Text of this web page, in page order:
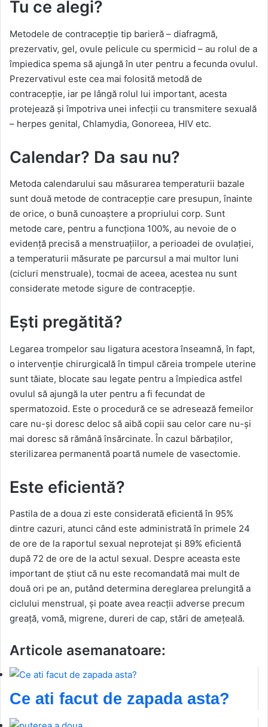
Tu ce alegi?
Metodele de contracepție tip barieră – diafragmă,
prezervativ, gel, ovule pelicule cu spermicid – au rolul de a
împiedica spema să ajungă în uter pentru a fecunda ovulul.
Prezervativul este cea mai folosită metodă de
contracepție, iar pe lângă rolul lui important, acesta
protejează și împotriva unei infecții cu transmitere sexuală
– herpes genital, Chlamydia, Gonoreea, HIV etc.
Calendar? Da sau nu?
Metoda calendarului sau măsurarea temperaturii bazale
sunt două metode de contracepție care presupun, înainte
de orice, o bună cunoaștere a propriului corp. Sunt
metode care, pentru a funcționa 100%, au nevoie de o
evidență precisă a menstruațiilor, a perioadei de ovulației,
a temperaturii măsurate pe parcursul a mai multor luni
(cicluri menstruale), tocmai de aceea, acestea nu sunt
considerate metode sigure de contracepție.
Ești pregătită?
Legarea trompelor sau ligatura acestora înseamnă, în fapt,
o intervenție chirurgicală în timpul căreia trompele uterine
sunt tăiate, blocate sau legate pentru a împiedica astfel
ovulul să ajungă la uter pentru a fi fecundat de
spermatozoid. Este o procedură ce se adresează femeilor
care nu-și doresc deloc să aibă copii sau celor care nu-și
mai doresc să rămână însărcinate. În cazul bărbaților,
sterilizarea permanentă poartă numele de vasectomie.
Este eficientă?
Pastila de a doua zi este considerată eficientă în 95%
dintre cazuri, atunci când este administrată în primele 24
de ore de la raportul sexual neprotejat și 89% eficientă
după 72 de ore de la actul sexual. Despre aceasta este
important de știut că nu este recomandată mai mult de
două ori pe an, putând determina dereglarea prelungită a
ciclului menstrual, și poate avea reacții adverse precum
greaţă, vomă, migrene, dureri de cap, stări de amețeală.
Articole asemanatoare:
Ce ati facut de zapada asta?